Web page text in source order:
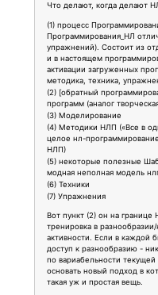
Что делают, когда делают
(1) процесс
Программирования_НЛ
упражнений). Состоит из
и в настоящем
активации загруженных
методика, техника,
(2) [обратный
программ (аналог
(3) Моделирование
(4) Методики НЛП («Все в
целое нл-
НЛП)
(5) некоторые полезные
модная неполная модель
(6) Техники
(7) Упражнения
Вот пункт (2) он на
тренировка в
активности. Если в каждой
доступ к разнообразию -
по вариабельности
основать новый подход в
такая уж и простая вещь.